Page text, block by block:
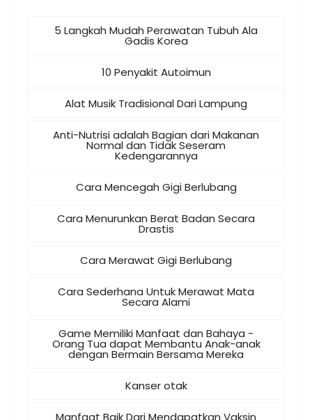
5 Langkah Mudah Perawatan Tubuh Ala
Gadis Korea
10 Penyakit Autoimun
Alat Musik Tradisional Dari Lampung
Anti-Nutrisi adalah Bagian dari Makanan
Normal dan Tidak Seseram
Kedengarannya
Cara Mencegah Gigi Berlubang
Cara Menurunkan Berat Badan Secara
Drastis
Cara Merawat Gigi Berlubang
Cara Sederhana Untuk Merawat Mata
Secara Alami
Game Memiliki Manfaat dan Bahaya -
Orang Tua dapat Membantu Anak-anak
dengan Bermain Bersama Mereka
Kanser otak
Manfaat Baik Dari Mendapatkan Vaksin